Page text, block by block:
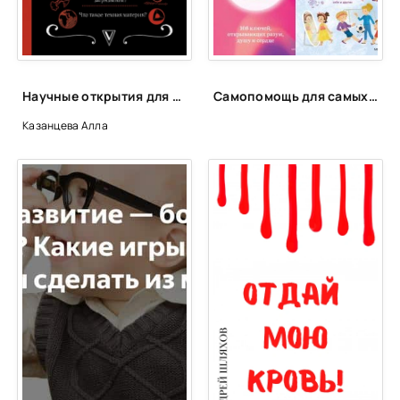
Глава 25. Татьяна
Глава 30. Татьяна
Глава 31. Татьяна
Глава 32. Татьяна
Глава 33. Татьяна
Глава 34. Расул
Глава 35. Татьяна
Глава 36. Татьяна
Глава 37. Татьяна
Глава 38. Татьяна
Научные открытия для тех, кто любит краткость - Алла Казанцева
Казанцева Алла
Самопомощь для самых маленьких